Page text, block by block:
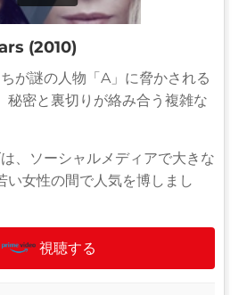
(2010)
が謎の人物「A」に脅かされる
秘密と裏切りが絡み合う複雑な
、ソーシャルメディアで大きな
い女性の間で人気を博しまし
視聴する